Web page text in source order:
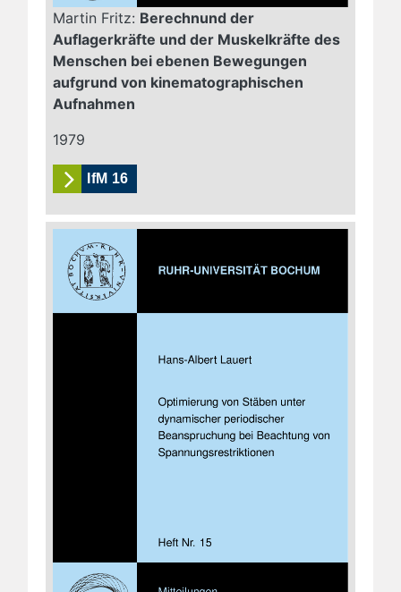
Martin Fritz: Berechnund der
Auflagerkräfte und der Muskelkräfte des
Menschen bei ebenen Bewegungen
aufgrund von kinematographischen
Aufnahmen
1979
IfM 16